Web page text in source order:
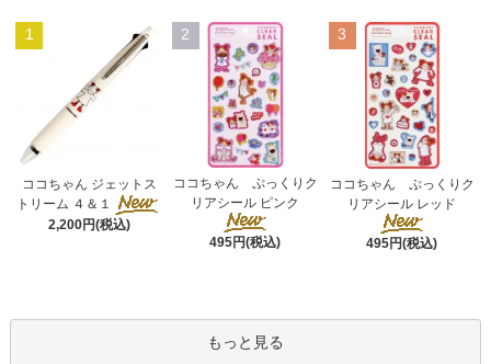
1
ココちゃん ジェットス
トリーム ４＆１
2,200円(税込)
2
ココちゃん ぷっくりク
リアシール ピンク
495円(税込)
3
ココちゃん ぷっくりク
リアシール レッド
495円(税込)
もっと見る